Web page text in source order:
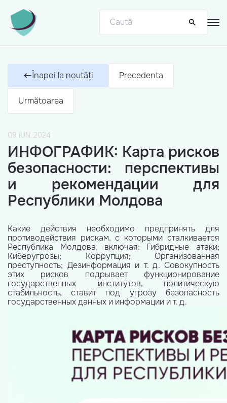
Înapoi la noutăți Precedenta
Următoarea
09 IUN. 2024
ИНФОГРАФИК: Карта рисков
безопасности: перспективы
и рекомендации для
Республики Молдова
Kакие действия необходимо предпринять для
противодействия рискам, с которыми сталкивается
Республика Молдова, включая: Гибридные атаки;
Киберугрозы; Коррупция; Организованная
преступность; Дезинформация и т. д. Совокупность
этих рисков подрывает функционирование
государственных институтов, политическую
стабильность, ставит под угрозу безопасность
государственных данных и информации и т. д.